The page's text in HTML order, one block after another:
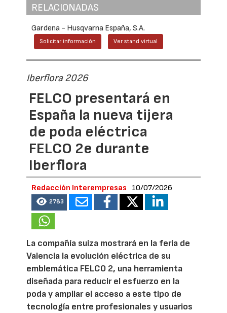
RELACIONADAS
Gardena - Husqvarna España, S.A.
Solicitar información Ver stand virtual
Iberflora 2026
FELCO presentará en
España la nueva tijera
de poda eléctrica
FELCO 2e durante
Iberflora
Redacción Interempresas 10/07/2026
2783
La compañía suiza mostrará en la feria de
Valencia la evolución eléctrica de su
emblemática FELCO 2, una herramienta
diseñada para reducir el esfuerzo en la
poda y ampliar el acceso a este tipo de
tecnología entre profesionales y usuarios